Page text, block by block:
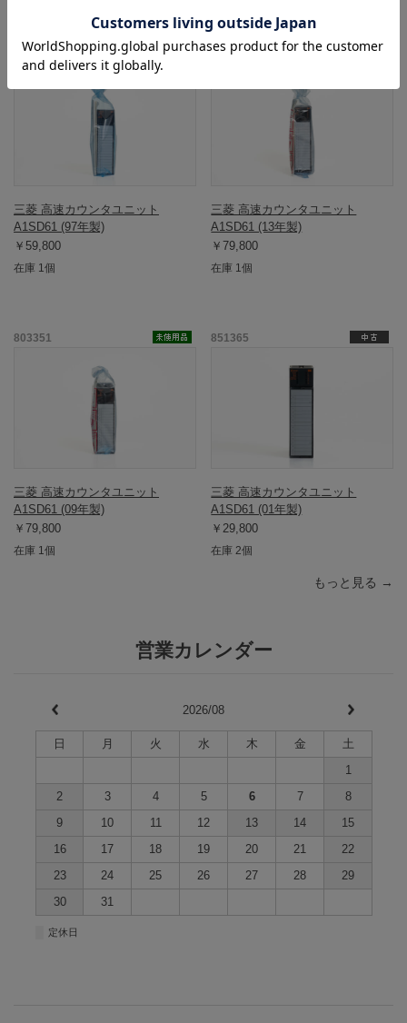
三菱 高速カウンタユニット
A1SD61 (97年製)
￥59,800
在庫 1個
803350
三菱 高速カウンタユニット
A1SD61 (13年製)
￥79,800
在庫 1個
803351
三菱 高速カウンタユニット
A1SD61 (09年製)
￥79,800
在庫 1個
851365
三菱 高速カウンタユニット
A1SD61 (01年製)
￥29,800
在庫 2個
もっと見る →
営業カレンダー
2026/08
日 月 火 水 木 金
土
1
2
3 4 5 6 7
8
9
10 11 12 13 14
15
16
17 18 19 20 21
22
23
24 25 26 27 28
29
30
31
定休日